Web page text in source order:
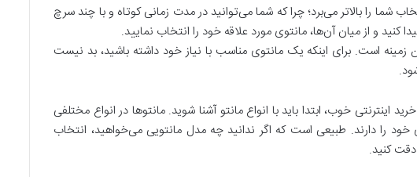
شما را بالاتر می‌برد؛ چرا که شما می‌توانید در مدت زمانی کوتاه و با چند سرچ
و از میان آن‌ها، مانتوی مورد علاقه خود را انتخاب نمایید.
زمینه است. برای اینکه یک مانتوی مناسب با نیاز خود داشته باشید، بد نیست
اینترنتی خوب، ابتدا باید با انواع مانتو آشنا شوید. مانتو‌ها در انواع مختلفی
خود را دارند. طبیعی است که اگر ندانید چه مدل مانتویی می‌خواهید، انتخاب
کنید.